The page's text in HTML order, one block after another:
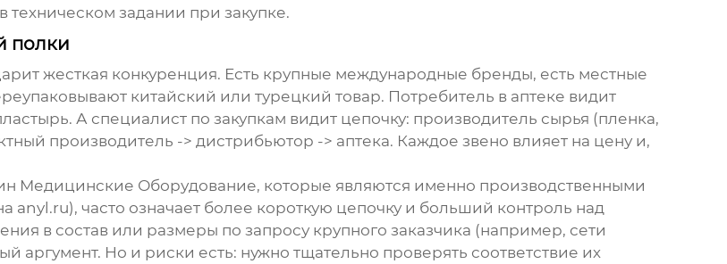
техническом задании при закупке.
полки
жесткая конкуренция. Есть крупные международные бренды, есть местные
китайский или турецкий товар. Потребитель в аптеке видит
. А специалист по закупкам видит цепочку: производитель сырья (пленка,
производитель -> дистрибьютор -> аптека. Каждое звено влияет на цену и,
Медицинские Оборудование, которые являются именно производственными
anyl.ru), часто означает более короткую цепочку и больший контроль над
в состав или размеры по запросу крупного заказчика (например, сети
аргумент. Но и риски есть: нужно тщательно проверять соответствие их